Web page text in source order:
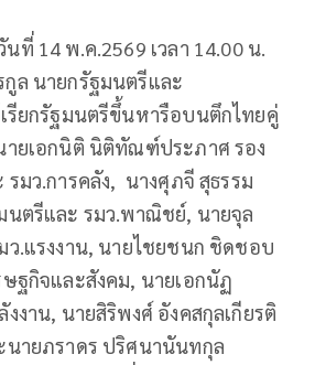
ที่ 14 พ.ค.2569 เวลา 14.00 น.
ล นายกรัฐมนตรีและ
รียกรัฐมนตรีขึ้นหารือบนตึกไทยคู่
ยเอกนิติ นิติทัณฑ์ประภาศ รอง
มว.การคลัง, นางศุภจี สุธรรม
นตรีและ รมว.พาณิชย์, นายจุล
.แรงงาน, นายไชยชนก ชิดชอบ
ฐกิจและสังคม, นายเอกนัฏ
งาน, นายสิริพงศ์ อังคสกุลเกียรติ
ายภราดร ปริศนานันทกุล